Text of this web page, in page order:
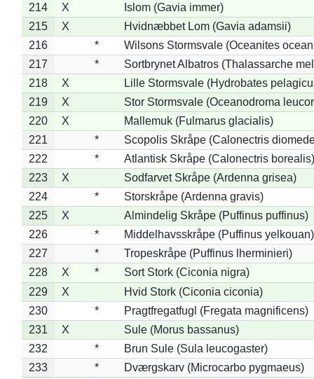
214 X
Islom (Gavia immer)
215
X
Hvidnæbbet Lom (Gavia adamsii)
216
*
Wilsons Stormsvale (Oceanites
217
*
Sortbrynet Albatros (Thalassarche
218
X
Lille Stormsvale (Hydrobates
219
X
Stor Stormsvale (Oceanodroma
220
X
Mallemuk (Fulmarus glacialis)
221
*
Scopolis Skråpe (Calonectris
222
*
Atlantisk Skråpe (Calonectris borealis)
223
X
Sodfarvet Skråpe (Ardenna grisea)
224
*
Storskråpe (Ardenna gravis)
225
X
Almindelig Skråpe (Puffinus puffinus)
226
*
Middelhavsskråpe (Puffinus yelkouan)
227
*
Tropeskråpe (Puffinus lherminieri)
228
X *
Sort Stork (Ciconia nigra)
229
X
Hvid Stork (Ciconia ciconia)
230
*
Pragtfregatfugl (Fregata magnificens)
231
X
Sule (Morus bassanus)
232
*
Brun Sule (Sula leucogaster)
233
*
Dværgskarv (Microcarbo pygmaeus)